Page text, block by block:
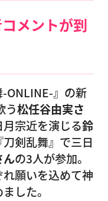
メントが到
ONLINE-』の新
う松任谷由実さ
宗近を演じる鈴
剣乱舞』で三日
んの3人が参加。
願いを込めて神
した。